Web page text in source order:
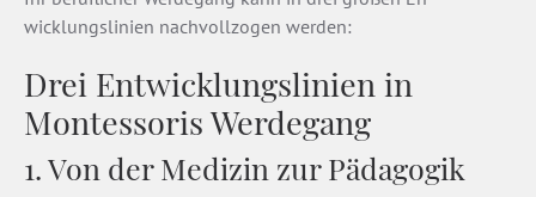
wicklungslinien nachvollzogen werden:
Drei Entwicklungslinien in
Montessoris Werdegang
1. Von der Medizin zur Pädagogik